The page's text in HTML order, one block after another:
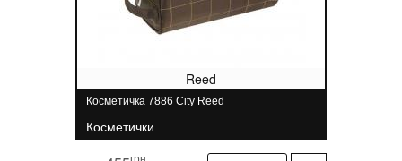
Reed
Косметичка 7886 City Reed
Косметички
грн